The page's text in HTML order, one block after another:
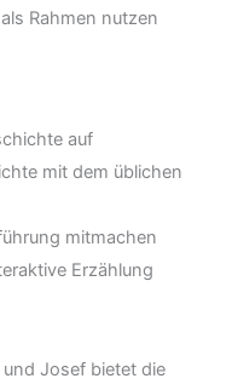
Rahmen nutzen
auf
mit dem üblichen
mitmachen
Erzählung
Josef bietet die